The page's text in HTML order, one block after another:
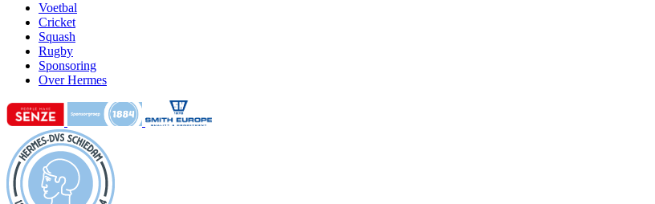
Voetbal
Cricket
Squash
Rugby
Sponsoring
Over Hermes